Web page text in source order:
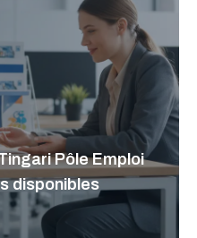
Pôle Emploi
disponibles